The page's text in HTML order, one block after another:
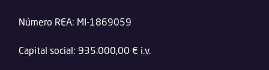
Número REA: MI-1869059
Capital social: 935.000,00 € i.v.